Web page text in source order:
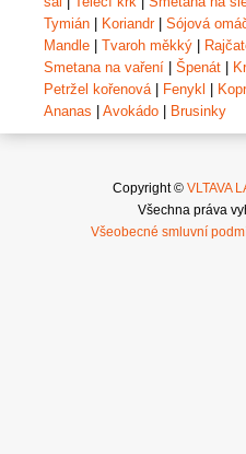
Tymián
Koriandr| Sójová
Mandle
Tvaroh měkký
Smetana na vaření
Špenát
Petržel kořenová| Fenykl Kopr
Ananas
Avokádo Brusinky
Copyright © VLTAVA
Všechna práva
Všeobecné smluvní